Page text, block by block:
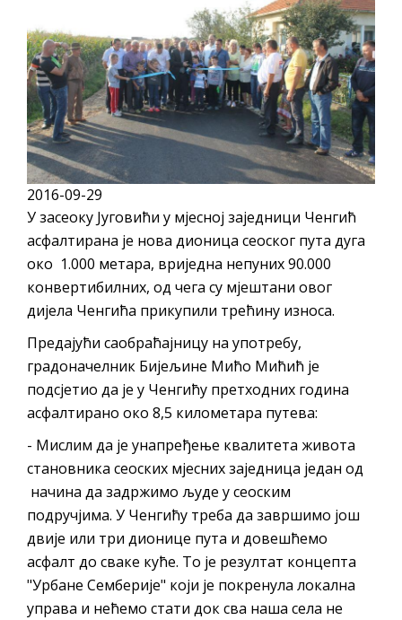
ПРЕЛИМИНАРНA РАНГ ЛИСТA
КАНДИДАТА КОЈИ СУ ОСТВАРИЛИ ПРАВО
НА ГРАДСКИ МЈЕСЕЧНИ БОРАЧКИ
ДОДАТАК ЗА ДЕМОБИЛИСАНЕ БОРЦЕ
ВОЈСКЕ РЕПУБЛИКЕ СРПСКЕ У СТАЊУ
СОЦИЈАЛНЕ ПОТРЕБЕ
Oд 27. јула пријем захтјева за новчану
основцима
Обрасци захтјева за регресирано
гориво доступни од 13. марта до 15.
новембра
Обавјештење о забрани саобраћаја 6. и
7. августа
Обавјештење за предузетника - Вера
2016-09-29
У засеоку Југовићи у мјесној заједници Ченгић
асфалтирана је нова дионица сеоског пута дуга
око 1.000 метара, вриједна непуних 90.000
конвертибилних, од чега су мјештани овог
дијела Ченгића прикупили трећину износа.
Предајући саобраћајницу на употребу,
градоначелник Бијељине Мићо Мићић је
подсјетио да је у Ченгићу претходних година
асфалтирано око 8,5 километара путева:
- Мислим да је унапређење квалитета живота
становника сеоских мјесних заједница један од
начина да задржимо људе у сеоским
подручјима. У Ченгићу треба да завршимо још
двије или три дионице пута и довешћемо
асфалт до сваке куће. То је резултат концепта
"Урбане Семберије" који је покренула локална
управа и нећемо стати док сва наша села не